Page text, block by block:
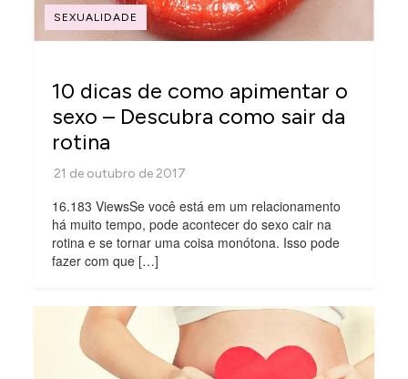
SEXUALIDADE
10 dicas de como apimentar o
sexo – Descubra como sair da
rotina
16.183 ViewsSe você está em um relacionamento
há muito tempo, pode acontecer do sexo cair na
rotina e se tornar uma coisa monótona. Isso pode
fazer com que […]